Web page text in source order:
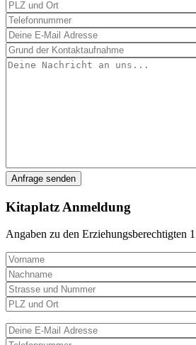
Kitaplatz Anmeldung
Angaben zu den Erziehungsberechtigten 1